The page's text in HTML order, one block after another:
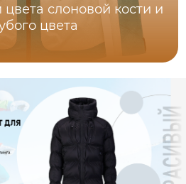
слоновой кости и
цвета